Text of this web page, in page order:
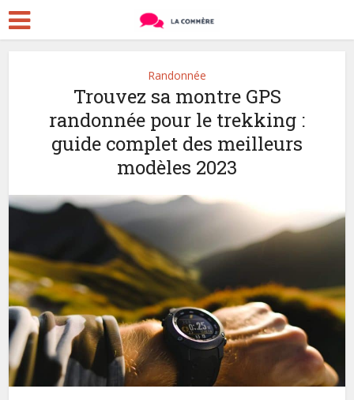
Randonnée
Trouvez sa montre GPS
randonnée pour le trekking :
guide complet des meilleurs
modèles 2023